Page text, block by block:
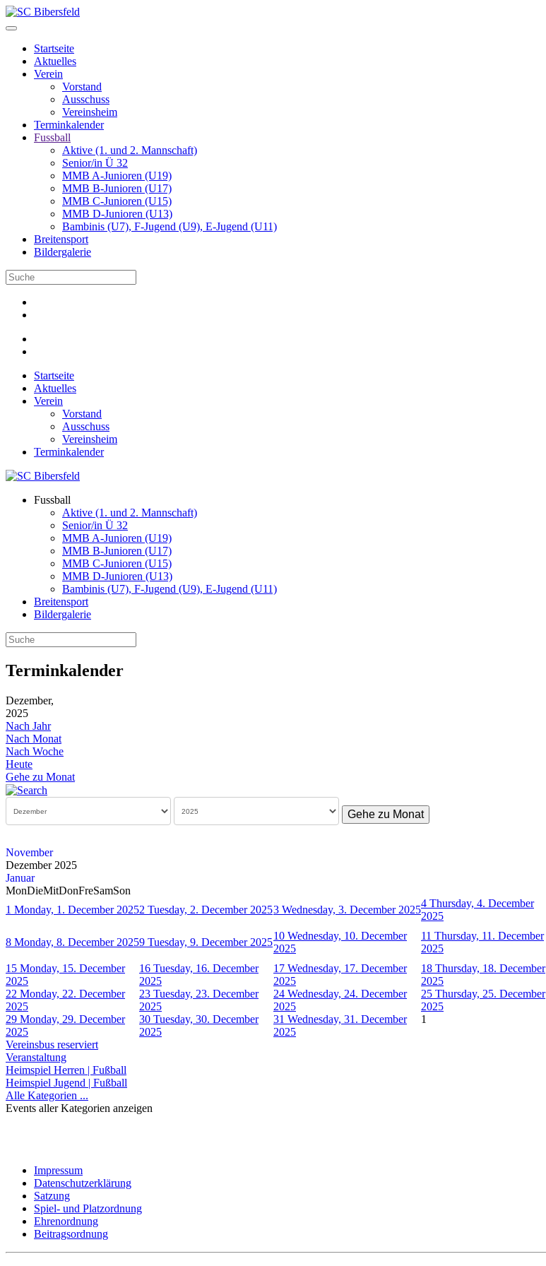
Startseite
Aktuelles
Verein
Vorstand
Ausschuss
Vereinsheim
Terminkalender
Fussball
Aktive (1. und 2. Mannschaft)
Senior/in Ü 32
MMB A-Junioren (U19)
MMB B-Junioren (U17)
MMB C-Junioren (U15)
MMB D-Junioren (U13)
Bambinis (U7), F-Jugend (U9), E-Jugend (U11)
Breitensport
Bildergalerie
Startseite
Aktuelles
Verein
Vorstand
Ausschuss
Vereinsheim
Terminkalender
Fussball
Aktive (1. und 2. Mannschaft)
Senior/in Ü 32
MMB A-Junioren (U19)
MMB B-Junioren (U17)
MMB C-Junioren (U15)
MMB D-Junioren (U13)
Bambinis (U7), F-Jugend (U9), E-Jugend (U11)
Breitensport
Bildergalerie
Terminkalender
Dezember,
2025
Nach Jahr
Nach Monat
Nach Woche
Heute
Gehe zu Monat
Gehe zu Monat
November
Dezember 2025
Januar
MonDieMitDonFreSamSon
1 Monday, 1. December 20252 Tuesday, 2. December 20253 Wednesday, 3. December 2025
4 Thursday, 4. December
2025
8 Monday, 8. December 20259 Tuesday, 9. December 2025
10 Wednesday, 10. December
2025
11 Thursday, 11. December
2025
15 Monday, 15. December
2025
16 Tuesday, 16. December
2025
17 Wednesday, 17. December
2025
18 Thursday, 18. December
2025
22 Monday, 22. December
2025
23 Tuesday, 23. December
2025
24 Wednesday, 24. December
2025
25 Thursday, 25. December
2025
29 Monday, 29. December
2025
30 Tuesday, 30. December
2025
31 Wednesday, 31. December
2025
1
Vereinsbus reserviert
Veranstaltung
Heimspiel Herren | Fußball
Heimspiel Jugend | Fußball
Alle Kategorien ...
Events aller Kategorien anzeigen
Impressum
Datenschutzerklärung
Satzung
Spiel- und Platzordnung
Ehrenordnung
Beitragsordnung